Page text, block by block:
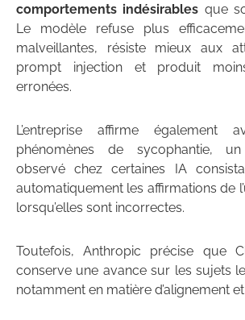
comportements indésirables que
Le modèle refuse plus
malveillantes, résiste mieux aux
prompt injection et produit moins
erronées.
L’entreprise affirme également
phénomènes de sycophantie,
observé chez certaines IA
automatiquement les affirmations de
lorsqu’elles sont incorrectes.
Toutefois, Anthropic précise que
conserve une avance sur les sujets
notamment en matière d’alignement